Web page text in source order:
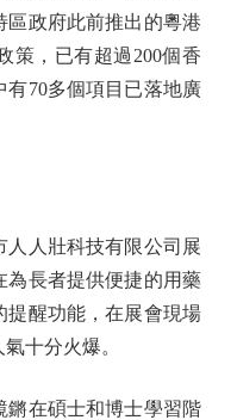
區政府此前推出的粵港
策，已有超過200個香
70多個項目已落地廣
人壯科技有限公司展
為長者提供便捷的用藥
提醒功能，在展會現場
十分火爆。
在碩士和博士學習階